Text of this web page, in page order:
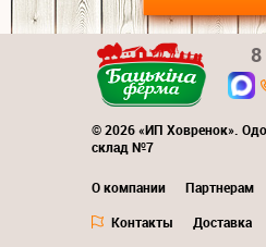
© 2026 «ИП Ховренок».
склад №7
О компании Партнерам
Контакты
Доставка